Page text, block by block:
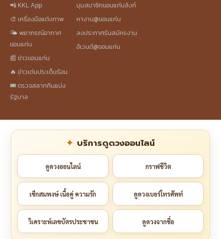
📲 KKL App
🎨 เครื่องมือแต่งภาพ
🌤️ พยากรณ์อากาศ
ขอนแก่น
📰 ข่าวขอนแก่น
🔥 ข่าวเด่นประเด็นร้อน
🎟️ ตรวจสลากกินแบ่ง
รัฐบาล
มุมสมาชิกขอนแก่นลิงก์
หางาน@ขอนแก่น
ลงประกาศรับสมัครงาน
อีเวนต์@ขอนแก่น
บริการดูดวงออนไลน์
ดูดวงออนไลน์ กราฟชีวิต
เช็กสมพงษ์ เนื้อคู่ ความรัก ดูดวงเบอร์โทรศัพท์
วิเคราะห์เลขบัตรประชาชน ดูดวงจากชื่อ